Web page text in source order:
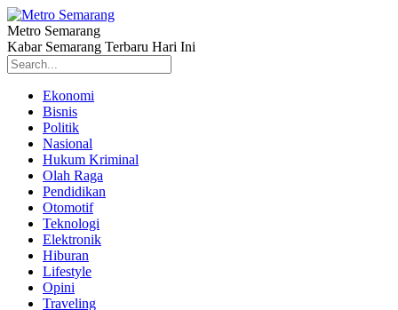
Metro Semarang
Kabar Semarang Terbaru Hari Ini
Ekonomi
Bisnis
Politik
Nasional
Hukum Kriminal
Olah Raga
Pendidikan
Otomotif
Teknologi
Elektronik
Hiburan
Lifestyle
Opini
Traveling